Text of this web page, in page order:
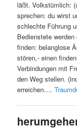
läßt. Volkstümlich:
sprechen: du wirst
schlechte Führung
Bedienstete
finden: belanglose
stören,- einen
Verbindungen mit
den Weg stellen.
erreichen….